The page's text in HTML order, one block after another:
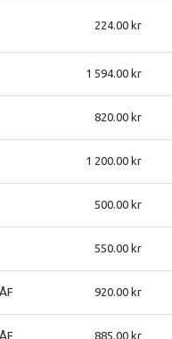
224.00
1 594.00
820.00
1 200.00
500.00
550.00
920.00
885.00